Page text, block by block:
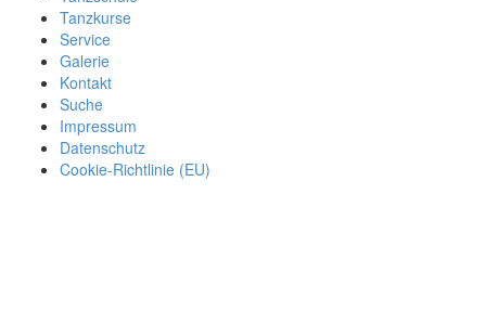
Tanzkurse
Service
Galerie
Kontakt
Suche
Impressum
Datenschutz
Cookie-Richtlinie (EU)